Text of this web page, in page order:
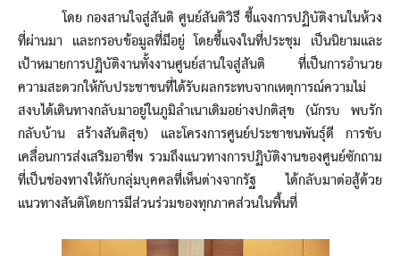
โดย กองสานใจสู่สันติ ศูนย์สันติวิธี ชี้แจงการปฏิบัติงานในห้วง
ที่ผ่านมา และกรอบข้อมูลที่มีอยู่ โดยชี้แจงในที่ประชุม เป็นนิยามและ
เป้าหมายการปฏิบัติงานทั้งงานศูนย์สานใจสู่สันติ ที่เป็นการอำนวย
ความสะดวกให้กับประชาชนที่ได้รับผลกระทบจากเหตุการณ์ความไม่
สงบได้เดินทางกลับมาอยู่ในภูมิลำเนาเดิมอย่างปกติสุข (นักรบ พบรัก
กลับบ้าน สร้างสันติสุข) และโครงการศูนย์ประชาชนพันธุ์ดี การขับ
เคลื่อนการส่งเสริมอาชีพ รวมถึงแนวทางการปฏิบัติงานของศูนย์ซักถาม
ที่เป็นช่องทางให้กับกลุ่มบุคคลที่เห็นต่างจากรัฐ ได้กลับมาต่อสู้ด้วย
แนวทางสันติโดยการมีส่วนร่วมของทุกภาคส่วนในพื้นที่